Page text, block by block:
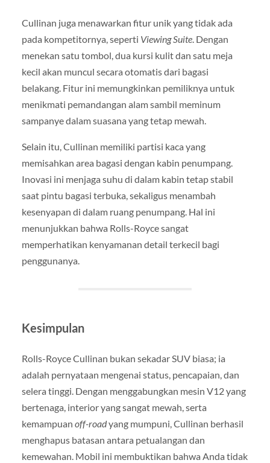
Cullinan juga menawarkan fitur unik yang tidak ada
pada kompetitornya, seperti Viewing Suite. Dengan
menekan satu tombol, dua kursi kulit dan satu meja
kecil akan muncul secara otomatis dari bagasi
belakang. Fitur ini memungkinkan pemiliknya untuk
menikmati pemandangan alam sambil meminum
sampanye dalam suasana yang tetap mewah.
Selain itu, Cullinan memiliki partisi kaca yang
memisahkan area bagasi dengan kabin penumpang.
Inovasi ini menjaga suhu di dalam kabin tetap stabil
saat pintu bagasi terbuka, sekaligus menambah
kesenyapan di dalam ruang penumpang. Hal ini
menunjukkan bahwa Rolls-Royce sangat
memperhatikan kenyamanan detail terkecil bagi
penggunanya.
Kesimpulan
Rolls-Royce Cullinan bukan sekadar SUV biasa; ia
adalah pernyataan mengenai status, pencapaian, dan
selera tinggi. Dengan menggabungkan mesin V12 yang
bertenaga, interior yang sangat mewah, serta
kemampuan off-roadyang mumpuni, Cullinan berhasil
menghapus batasan antara petualangan dan
kemewahan. Mobil ini membuktikan bahwa Anda tidak